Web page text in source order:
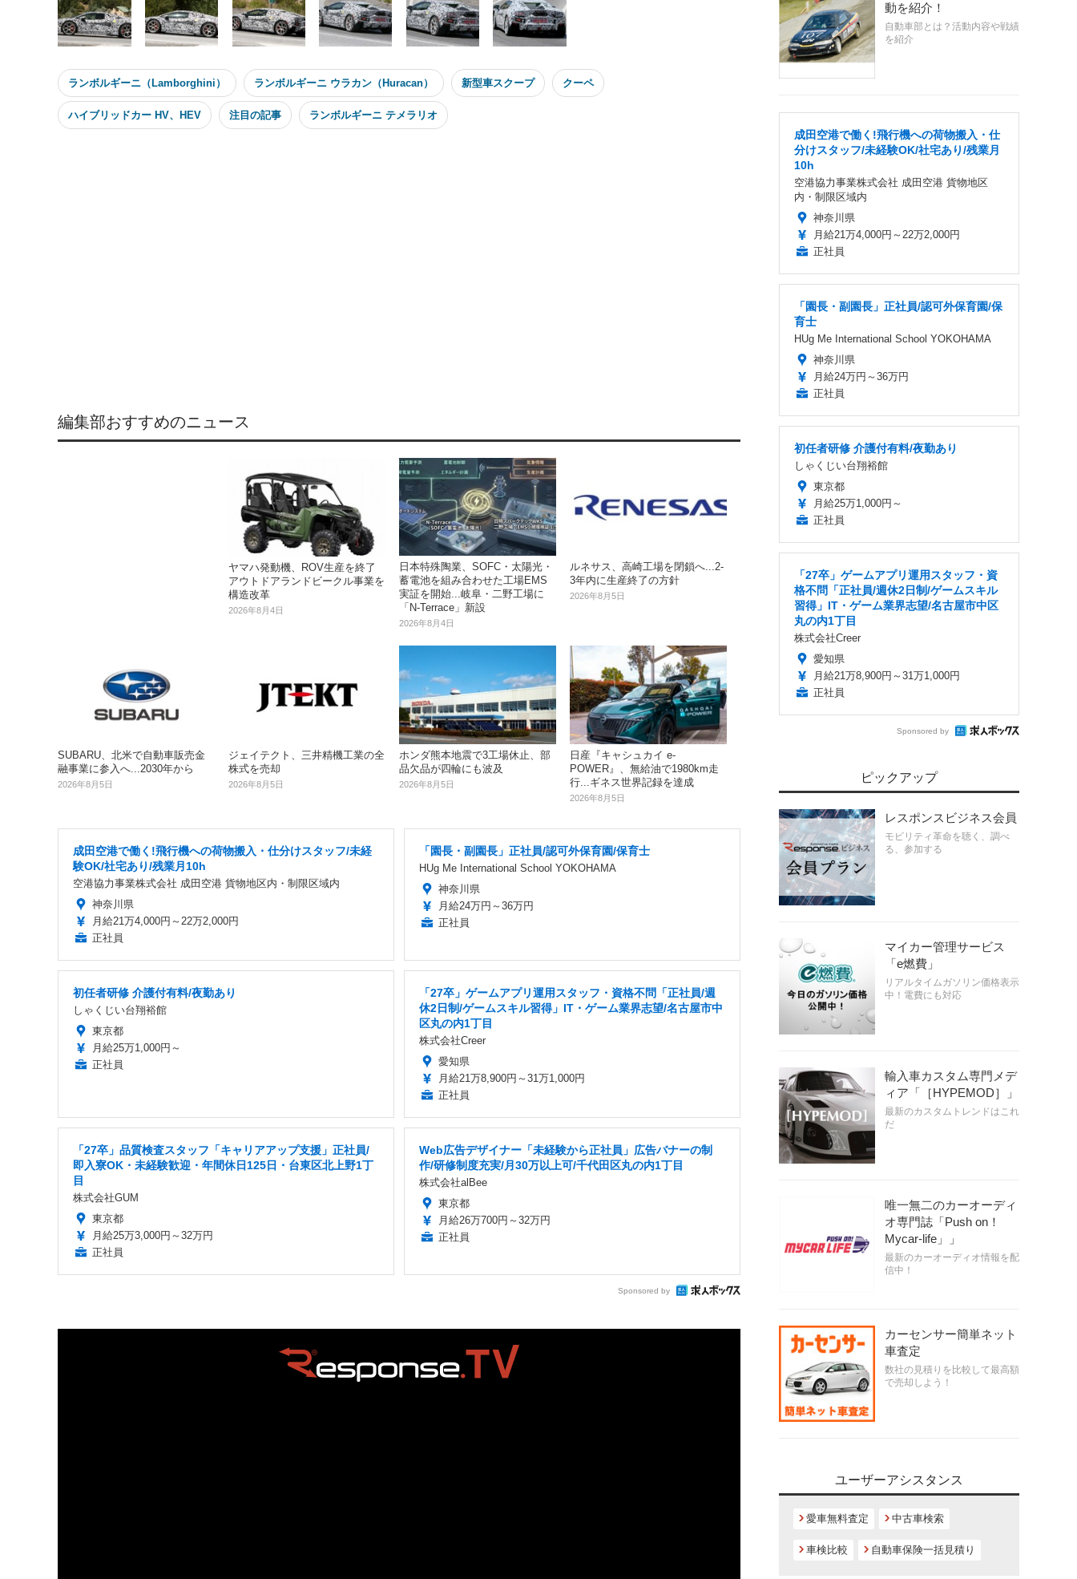
ランボルギーニ（Lamborghini） ランボルギーニ ウラカン（Huracan） 新型車スクープ クーペ
ハイブリッドカー HV、HEV 注目の記事 ランボルギーニ テメラリオ
編集部おすすめのニュース
ヤマハ発動機、ROV生産を終了
アウトドアランドビークル事業を
構造改革
2026年8月4日
日本特殊陶業、SOFC・太陽光・
蓄電池を組み合わせた工場EMS
実証を開始...岐阜・二野工場に
「N-Terrace」新設
2026年8月4日
ルネサス、高崎工場を閉鎖へ...2‐
3年内に生産終了の方針
2026年8月5日
SUBARU、北米で自動車販売金
融事業に参入へ...2030年から
2026年8月5日
ジェイテクト、三井精機工業の全
株式を売却
2026年8月5日
ホンダ熊本地震で3工場休止、部
品欠品が四輪にも波及
2026年8月5日
日産『キャシュカイ e-
POWER』、無給油で1980km走
行...ギネス世界記録を達成
2026年8月5日
成田空港で働く!飛行機への荷物搬入・仕分けスタッフ/未経
験OK/社宅あり/残業月10h
空港協力事業株式会社 成田空港 貨物地区内・制限区域内
神奈川県
月給21万4,000円～22万2,000円
正社員
「園長・副園長」正社員/認可外保育園/保育士
HUg Me International School YOKOHAMA
神奈川県
月給24万円～36万円
正社員
初任者研修 介護付有料/夜勤あり
しゃくじい台翔裕館
東京都
月給25万1,000円～
正社員
「27卒」ゲームアプリ運用スタッフ・資格不問「正社員/週
休2日制/ゲームスキル習得」IT・ゲーム業界志望/名古屋市中
区丸の内1丁目
株式会社Creer
愛知県
月給21万8,900円～31万1,000円
正社員
「27卒」品質検査スタッフ「キャリアアップ支援」正社員/
即入寮OK・未経験歓迎・年間休日125日・台東区北上野1丁
目
株式会社GUM
東京都
月給25万3,000円～32万円
正社員
Web広告デザイナー「未経験から正社員」広告バナーの制
作/研修制度充実/月30万以上可/千代田区丸の内1丁目
株式会社alBee
東京都
月給26万700円～32万円
正社員
Sponsored by
動を紹介！
自動車部とは？活動内容や戦績
を紹介
成田空港で働く!飛行機への荷物搬入・仕
分けスタッフ/未経験OK/社宅あり/残業月
10h
空港協力事業株式会社 成田空港 貨物地区
内・制限区域内
神奈川県
月給21万4,000円～22万2,000円
正社員
「園長・副園長」正社員/認可外保育園/保
育士
HUg Me International School YOKOHAMA
神奈川県
月給24万円～36万円
正社員
初任者研修 介護付有料/夜勤あり
しゃくじい台翔裕館
東京都
月給25万1,000円～
正社員
「27卒」ゲームアプリ運用スタッフ・資
格不問「正社員/週休2日制/ゲームスキル
習得」IT・ゲーム業界志望/名古屋市中区
丸の内1丁目
株式会社Creer
愛知県
月給21万8,900円～31万1,000円
正社員
Sponsored by
ピックアップ
レスポンスビジネス会員
モビリティ革命を聴く、調べ
る、参加する
マイカー管理サービス
「e燃費」
リアルタイムガソリン価格表示
中！電費にも対応
輸入車カスタム専門メデ
ィア「［HYPEMOD］」
最新のカスタムトレンドはこれ
だ
唯一無二のカーオーディ
オ専門誌「Push on！
Mycar-life」」
最新のカーオーディオ情報を配
信中！
カーセンサー簡単ネット
車査定
数社の見積りを比較して最高額
で売却しよう！
ユーザーアシスタンス
愛車無料査定 中古車検索
車検比較 自動車保険一括見積り